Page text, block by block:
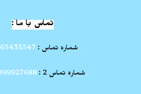
تماس با ما :
شماره تماس :
شماره تماس 2 :